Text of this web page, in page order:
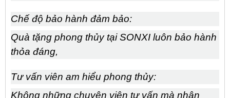
Chế độ bảo hành đảm bảo:
Quà tặng phong thủytại SONXI luôn bảo hành
thỏa đáng,
Tư vấn viên am hiểu phong thủy:
Không những chuyên viên tư vấn mà nhân